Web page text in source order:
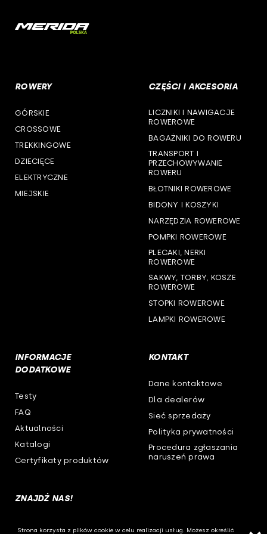
cst
woj. opolskie
woj. podlaskie
woj. pomorskie
woj. śląskie
woj. warmińsko-mazurskie
ROWERY
GÓRSKIE
CROSSOWE
TREKKINGOWE
DZIECIĘCE
ELEKTRYCZNE
MIEJSKIE
CZĘŚCI I AKCESORIA
LICZNIKI I NAWIGACJE
ROWEROWE
BAGAŻNIKI DO ROWERU
TRANSPORT I
PRZECHOWYWANIE
ROWERU
BŁOTNIKI ROWEROWE
BIDONY I KOSZYKI
NARZĘDZIA ROWEROWE
POMPKI ROWEROWE
PLECAKI, NERKI
ROWEROWE
SAKWY, TORBY, KOSZE
ROWEROWE
STOPKI ROWEROWE
LAMPKI ROWEROWE
INFORMACJE
DODATKOWE
Testy
FAQ
Aktualności
Katalogi
Certyfikaty produktów
KONTAKT
Dane kontaktowe
Dla dealerów
Sieć sprzedaży
Polityka prywatności
Procedura zgłaszania
naruszeń prawa
ZNAJDŹ NAS!
Strona korzysta z plików cookie w celu realizacji usług. Możesz określić